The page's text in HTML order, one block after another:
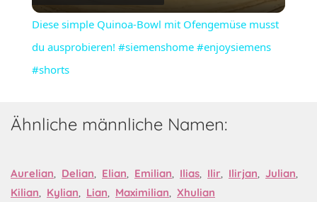
Diese simple Quinoa-Bowl mit Ofengemüse musst
du ausprobieren! #siemenshome #enjoysiemens
#shorts
Ähnliche männliche Namen:
Aurelian, Delian, Elian, Emilian, Ilias, Ilir, Ilirjan, Julian,
Kilian, Kylian, Lian, Maximilian, Xhulian